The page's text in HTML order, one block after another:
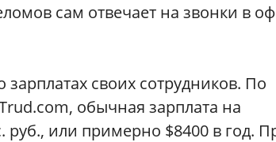
сам отвечает на звонки в
своих сотрудников. По
обычная зарплата на
руб., или примерно $8400 в год.